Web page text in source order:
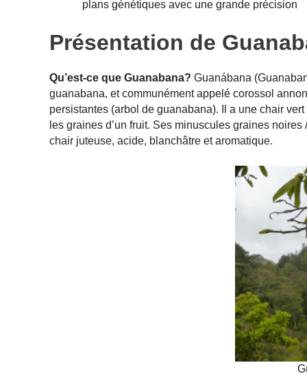
plans génétiques avec une grande précision
Présentation de
Qu’est-ce que Guanabana? Guanábana
guanabana, et communément appelé corossol
persistantes (arbol de guanabana). Il a une chair
les graines d’un fruit. Ses minuscules graines
chair juteuse, acide, blanchâtre et aromatique.